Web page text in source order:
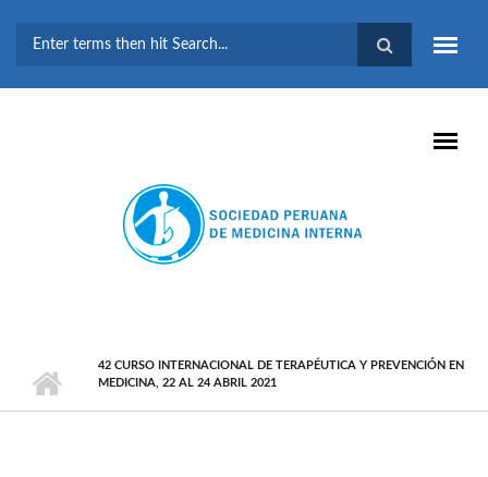
BÚSQUEDA
42 CURSO INTERNACIONAL DE TERAPÉUTICA Y PREVENCIÓN EN
MEDICINA, 22 AL 24 ABRIL 2021